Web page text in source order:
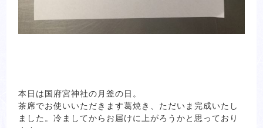
本日は国府宮神社の月釜の日。
茶席でお使いいただきます葛焼き、ただいま完成いたし
ました。冷ましてからお届けに上がろうかと思っており